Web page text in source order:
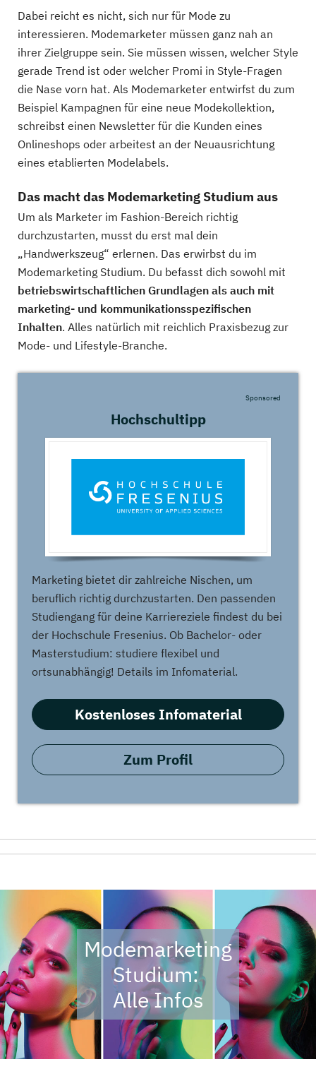
Dabei reicht es nicht, sich nur für Mode zu
interessieren. Modemarketer müssen ganz nah an
ihrer Zielgruppe sein. Sie müssen wissen, welcher Style
gerade Trend ist oder welcher Promi in Style-Fragen
die Nase vorn hat. Als Modemarketer entwirfst du zum
Beispiel Kampagnen für eine neue Modekollektion,
schreibst einen Newsletter für die Kunden eines
Onlineshops oder arbeitest an der Neuausrichtung
eines etablierten Modelabels.
Das macht das Modemarketing Studium aus
Um als Marketer im Fashion-Bereich richtig
durchzustarten, musst du erst mal dein
„Handwerkszeug“ erlernen. Das erwirbst du im
Modemarketing Studium. Du befasst dich sowohl mit
betriebswirtschaftlichen Grundlagen als auch mit
marketing- und kommunikationsspezifischen
Inhalten. Alles natürlich mit reichlich Praxisbezug zur
Mode- und Lifestyle-Branche.
Hochschultipp
Sponsored
Marketing bietet dir zahlreiche Nischen, um
beruflich richtig durchzustarten. Den passenden
Studiengang für deine Karriereziele findest du bei
der Hochschule Fresenius. Ob Bachelor- oder
Masterstudium: studiere flexibel und
ortsunabhängig! Details im Infomaterial.
Kostenloses Infomaterial
Zum Profil
Modemarketing
Studium:
Alle Infos